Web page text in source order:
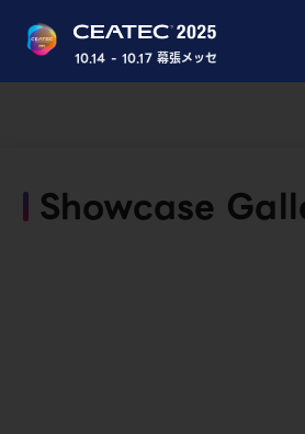
10.14 - 10.17 幕張メッセ
Showcase